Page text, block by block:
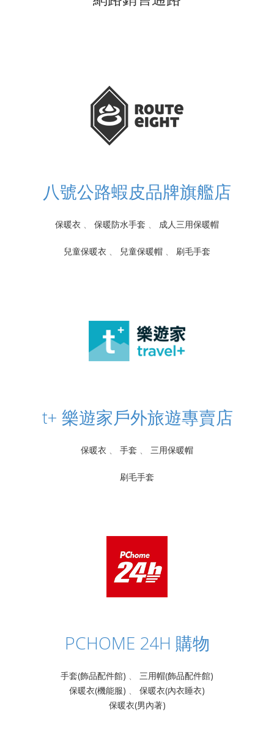
八號公路蝦皮品牌旗艦店
保暖衣 、 保暖防水手套 、 成人三用保暖帽
兒童保暖衣 、 兒童保暖帽 、 刷毛手套
t+ 樂遊家戶外旅遊專賣店
保暖衣 、 手套 、 三用保暖帽
刷毛手套
PCHOME 24H 購物
手套(飾品配件館) 、 三用帽(飾品配件館)
保暖衣(機能服) 、 保暖衣(內衣睡衣)
保暖衣(男內著)